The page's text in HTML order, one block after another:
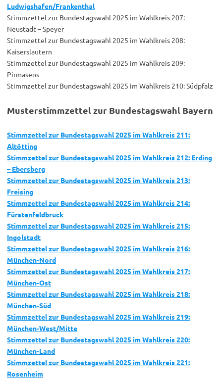
Ludwigshafen/Frankenthal
Stimmzettel zur Bundestagswahl 2025 im Wahlkreis 207:
Neustadt – Speyer
Stimmzettel zur Bundestagswahl 2025 im Wahlkreis 208:
Kaiserslautern
Stimmzettel zur Bundestagswahl 2025 im Wahlkreis 209:
Pirmasens
Stimmzettel zur Bundestagswahl 2025 im Wahlkreis 210: Südpfalz
Musterstimmzettel zur Bundestagswahl Bayern
Stimmzettel zur Bundestagswahl 2025 im Wahlkreis 211:
Altötting
Stimmzettel zur Bundestagswahl 2025 im Wahlkreis 212: Erding
– Ebersberg
Stimmzettel zur Bundestagswahl 2025 im Wahlkreis 213:
Freising
Stimmzettel zur Bundestagswahl 2025 im Wahlkreis 214:
Fürstenfeldbruck
Stimmzettel zur Bundestagswahl 2025 im Wahlkreis 215:
Ingolstadt
Stimmzettel zur Bundestagswahl 2025 im Wahlkreis 216:
München-Nord
Stimmzettel zur Bundestagswahl 2025 im Wahlkreis 217:
München-Ost
Stimmzettel zur Bundestagswahl 2025 im Wahlkreis 218:
München-Süd
Stimmzettel zur Bundestagswahl 2025 im Wahlkreis 219:
München-West/Mitte
Stimmzettel zur Bundestagswahl 2025 im Wahlkreis 220:
München-Land
Stimmzettel zur Bundestagswahl 2025 im Wahlkreis 221:
Rosenheim